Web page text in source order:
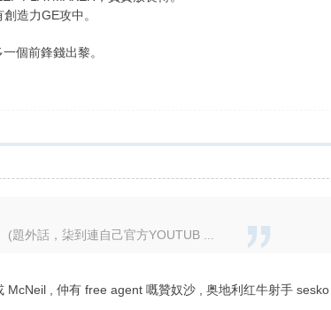
造力GE攻中。
個前鋒錢出黎。
題外話，柒到連自己官方YOUTUB ...
, 仲有 free agent 嘅贊奴沙 , 奥地利红牛射手 sesko